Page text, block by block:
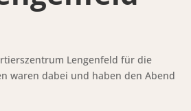
Lengenfeld für die
waren dabei und haben den Abend